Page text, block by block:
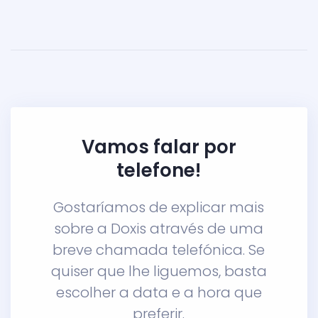
Vamos falar por
telefone!
Gostaríamos de explicar mais
sobre a Doxis através de uma
breve chamada telefónica. Se
quiser que lhe liguemos, basta
escolher a data e a hora que
preferir.